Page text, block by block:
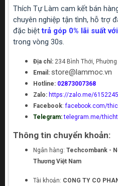
Thích Tự Làm cam kết bán
chuyên nghiệp tận tình, hỗ trợ
đặc biệttrả góp 0% lãi suất
trong vòng 30s.
Địa chỉ: 234 Bình Thới,
Email: store@lammoc.vn
Hotline: 02873007368
Zalo: https://zalo.me/
Facebook:facebook.com/
Telegram: telegram.me/
Thông tin chuyển khoản:
Ngân hàng: Techcombank -
Thương Việt Nam
Tài khoản: CONG TY CO